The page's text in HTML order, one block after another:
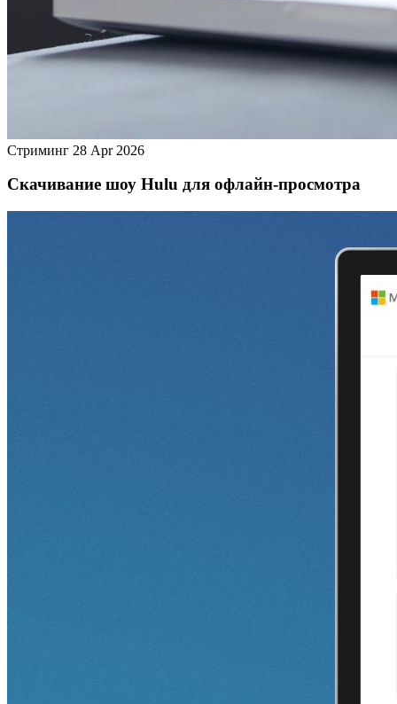
Стриминг 28 Apr 2026
Скачивание шоу Hulu для офлайн‑просмотра